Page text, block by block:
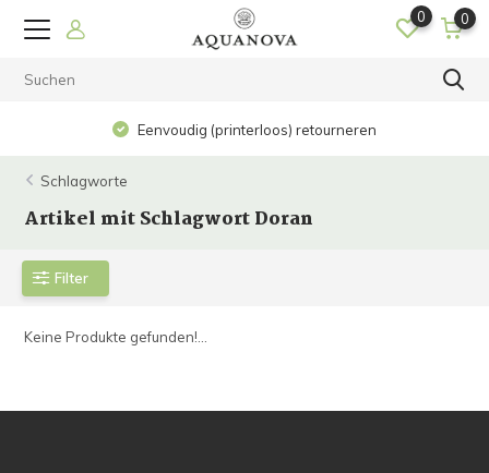
0 0
Eenvoudig (printerloos) retourneren
Schlagworte
Artikel mit Schlagwort Doran
Filter
Keine Produkte gefunden!...